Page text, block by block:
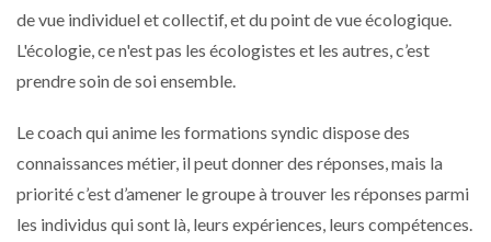
de vue individuel et collectif, et du point de vue écologique.
L'écologie, ce n'est pas les écologistes et les autres, c’est
prendre soin de soi ensemble.
Le coach qui anime les formations syndic dispose des
connaissances métier, il peut donner des réponses, mais la
priorité c’est d’amener le groupe à trouver les réponses parmi
les individus qui sont là, leurs expériences, leurs compétences.